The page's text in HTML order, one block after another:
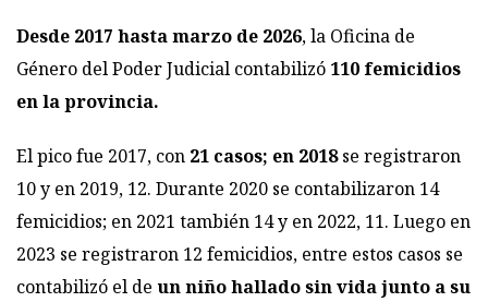
Desde 2017 hasta marzo de 2026, la Oficina de
Género del Poder Judicial contabilizó 110 femicidios
en la provincia.
El pico fue 2017, con 21 casos; en 2018se registraron
10 y en 2019, 12. Durante 2020 se contabilizaron 14
femicidios; en 2021 también 14 y en 2022, 11. Luego en
2023 se registraron 12 femicidios, entre estos casos se
contabilizó el de un niño hallado sin vida junto a su